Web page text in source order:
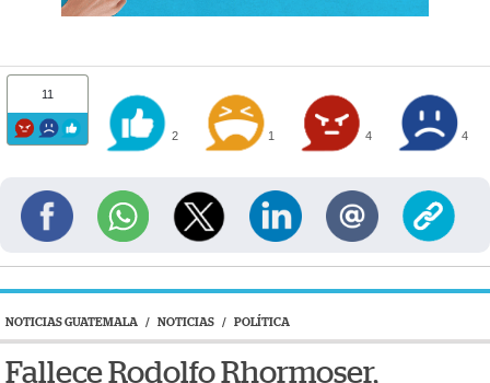
11
2 1 4 4
NOTICIAS GUATEMALA / NOTICIAS / POLÍTICA
Fallece Rodolfo Rhormoser,